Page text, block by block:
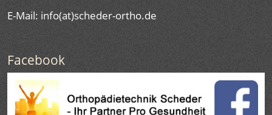
E-Mail: info(at)scheder-ortho.de
Facebook